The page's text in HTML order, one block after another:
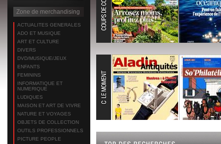
Zone de merchandising
ACTUALITES GENERALES
ADO ET MUSIQUE
ART ET CULTURE
DIVERS
DVD/MUSIQUE/JEUX
ENFANTS
FEMININS
INFORMATIQUE ET
NUMERIQUE
LUDIQUES
MAISON ET ART DE VIVRE
NATURE ET VOYAGES
OBJETS DE COLLECTION
OUTILS PROFESSIONNELS
PICTURE PEOPLE